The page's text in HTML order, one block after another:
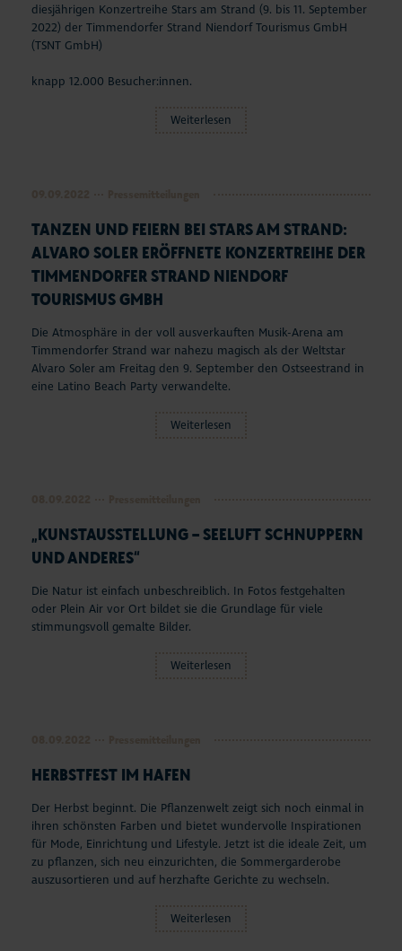
diesjährigen Konzertreihe Stars am Strand (9. bis 11. September
2022) der Timmendorfer Strand Niendorf Tourismus GmbH
(TSNT GmbH)
knapp 12.000 Besucher:innen.
Weiterlesen
TANZEN UND FEIERN BEI STARS AM STRAND:
ALVARO SOLER ERÖFFNETE KONZERTREIHE DER
TIMMENDORFER STRAND NIENDORF
TOURISMUS GMBH
Die Atmosphäre in der voll ausverkauften Musik-Arena am
Timmendorfer Strand war nahezu magisch als der Weltstar
Alvaro Soler am Freitag den 9. September den Ostseestrand in
eine Latino Beach Party verwandelte.
Weiterlesen
„KUNSTAUSSTELLUNG – SEELUFT SCHNUPPERN
UND ANDERES“
Die Natur ist einfach unbeschreiblich. In Fotos festgehalten
oder Plein Air vor Ort bildet sie die Grundlage für viele
stimmungsvoll gemalte Bilder.
Weiterlesen
HERBSTFEST IM HAFEN
Der Herbst beginnt. Die Pflanzenwelt zeigt sich noch einmal in
ihren schönsten Farben und bietet wundervolle Inspirationen
für Mode, Einrichtung und Lifestyle. Jetzt ist die ideale Zeit, um
zu pflanzen, sich neu einzurichten, die Sommergarderobe
auszusortieren und auf herzhafte Gerichte zu wechseln.
Weiterlesen